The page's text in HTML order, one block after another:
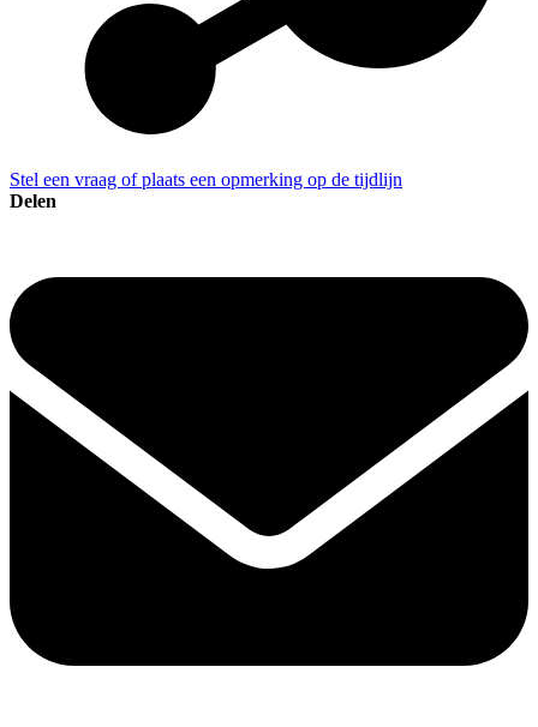
Stel een vraag of plaats een opmerking op de tijdlijn
Delen